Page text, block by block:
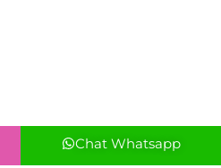
Chat Whatsapp